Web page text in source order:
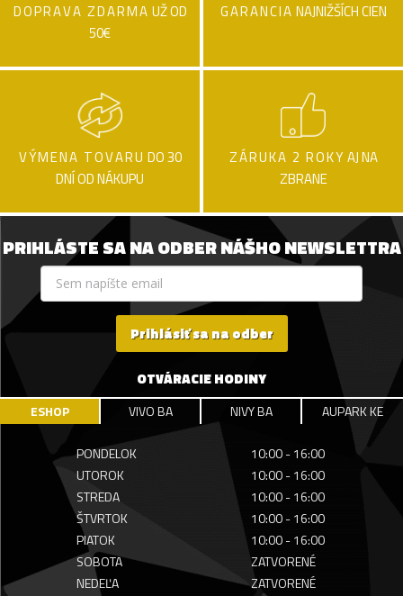
DOPRAVA ZDARMA UŽ OD
50€
GARANCIA NAJNIŽŠÍCH CIEN
VÝMENA TOVARU DO 30
DNÍ OD NÁKUPU
ZÁRUKA 2 ROKY AJ NA
ZBRANE
PRIHLÁSTE SA NA ODBER NÁŠHO NEWSLETTRA
Prihlásiť sa na odber
OTVÁRACIE HODINY
ESHOP VIVO BA NIVY BA AUPARK KE
PONDELOK
10:00 - 16:00
UTOROK
10:00 - 16:00
STREDA
10:00 - 16:00
ŠTVRTOK
10:00 - 16:00
PIATOK
10:00 - 16:00
SOBOTA
ZATVORENÉ
NEDEĽA
ZATVORENÉ